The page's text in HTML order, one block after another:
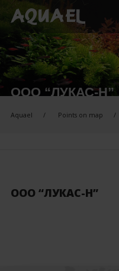
ООО “ЛУКАС-Н”
Aquael Points on map
ООО “ЛУКАС-Н”